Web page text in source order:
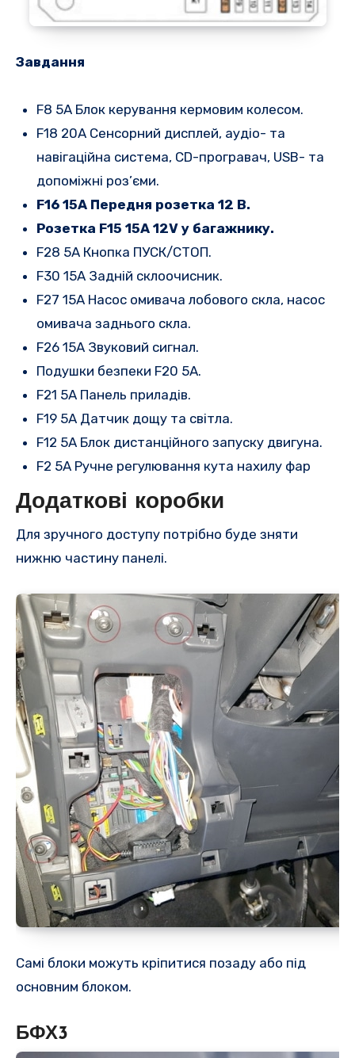
Завдання
F8 5A Блок керування кермовим колесом.
F18 20A Сенсорний дисплей, аудіо- та
навігаційна система, CD-програвач, USB- та
допоміжні роз’єми.
F16 15A Передня розетка 12 В.
Розетка F15 15A 12V у багажнику.
F28 5A Кнопка ПУСК/СТОП.
F30 15A Задній склоочисник.
F27 15A Насос омивача лобового скла, насос
омивача заднього скла.
F26 15A Звуковий сигнал.
Подушки безпеки F20 5A.
F21 5A Панель приладів.
F19 5A Датчик дощу та світла.
F12 5A Блок дистанційного запуску двигуна.
F2 5A Ручне регулювання кута нахилу фар
Додаткові коробки
Для зручного доступу потрібно буде зняти
нижню частину панелі.
Самі блоки можуть кріпитися позаду або під
основним блоком.
БФХ3